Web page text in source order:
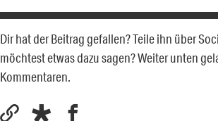
Dir hat der Beitrag gefallen? Teile ihn über
möchtest etwas dazu sagen? Weiter unten
Kommentaren.